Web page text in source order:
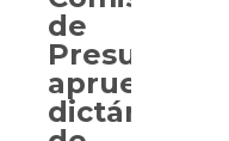
de
Presupuesto
aprueba
dictámenes